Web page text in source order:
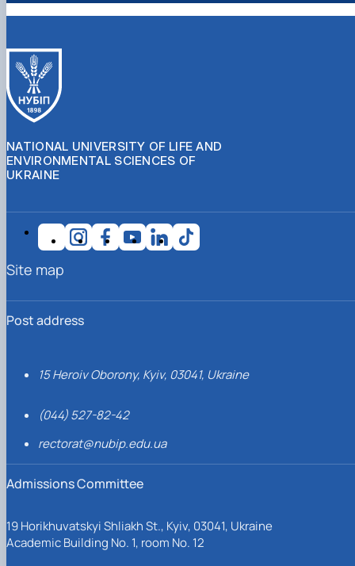
NATIONAL UNIVERSITY OF LIFE AND
ENVIRONMENTAL SCIENCES OF
UKRAINE
Post address
15 Heroiv Oborony, Kyiv, 03041, Ukraine
(044) 527-82-42
rectorat@nubip.edu.ua
Admissions Committee
19 Horikhuvatskyi Shliakh St., Kyiv, 03041, Ukraine
Academic Building No. 1, room No. 12
Site map